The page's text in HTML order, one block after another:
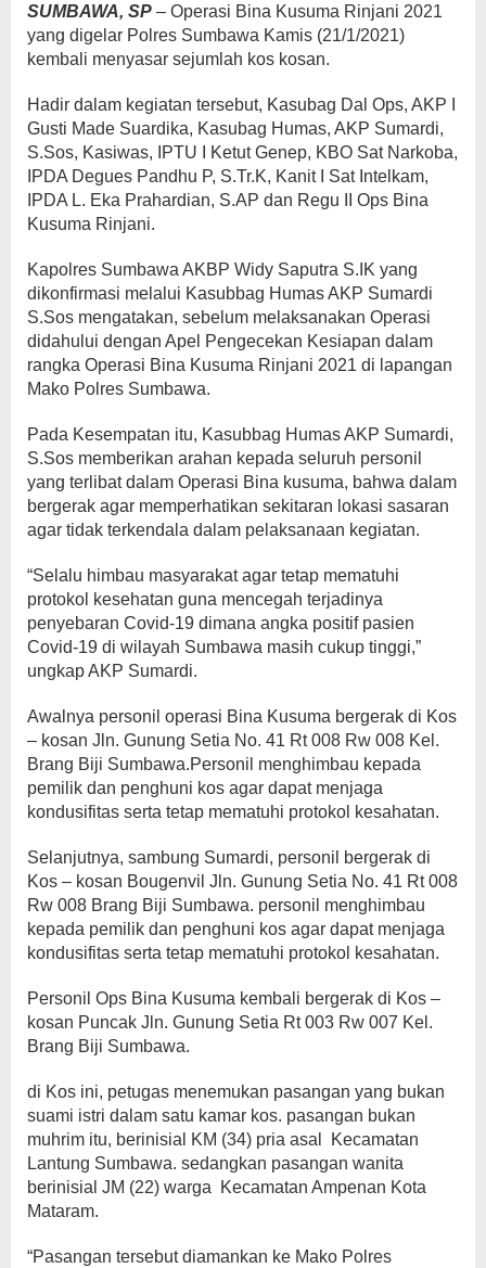
SUMBAWA, SP – Operasi Bina Kusuma Rinjani 2021
yang digelar Polres Sumbawa Kamis (21/1/2021)
kembali menyasar sejumlah kos kosan.
Hadir dalam kegiatan tersebut, Kasubag Dal Ops, AKP I
Gusti Made Suardika, Kasubag Humas, AKP Sumardi,
S.Sos, Kasiwas, IPTU I Ketut Genep, KBO Sat Narkoba,
IPDA Degues Pandhu P, S.Tr.K, Kanit I Sat Intelkam,
IPDA L. Eka Prahardian, S.AP dan Regu II Ops Bina
Kusuma Rinjani.
Kapolres Sumbawa AKBP Widy Saputra S.IK yang
dikonfirmasi melalui Kasubbag Humas AKP Sumardi
S.Sos mengatakan, sebelum melaksanakan Operasi
didahului dengan Apel Pengecekan Kesiapan dalam
rangka Operasi Bina Kusuma Rinjani 2021 di lapangan
Mako Polres Sumbawa.
Pada Kesempatan itu, Kasubbag Humas AKP Sumardi,
S.Sos memberikan arahan kepada seluruh personil
yang terlibat dalam Operasi Bina kusuma, bahwa dalam
bergerak agar memperhatikan sekitaran lokasi sasaran
agar tidak terkendala dalam pelaksanaan kegiatan.
“Selalu himbau masyarakat agar tetap mematuhi
protokol kesehatan guna mencegah terjadinya
penyebaran Covid-19 dimana angka positif pasien
Covid-19 di wilayah Sumbawa masih cukup tinggi,”
ungkap AKP Sumardi.
Awalnya personil operasi Bina Kusuma bergerak di Kos
– kosan Jln. Gunung Setia No. 41 Rt 008 Rw 008 Kel.
Brang Biji Sumbawa.Personil menghimbau kepada
pemilik dan penghuni kos agar dapat menjaga
kondusifitas serta tetap mematuhi protokol kesahatan.
Selanjutnya, sambung Sumardi, personil bergerak di
Kos – kosan Bougenvil Jln. Gunung Setia No. 41 Rt 008
Rw 008 Brang Biji Sumbawa. personil menghimbau
kepada pemilik dan penghuni kos agar dapat menjaga
kondusifitas serta tetap mematuhi protokol kesahatan.
Personil Ops Bina Kusuma kembali bergerak di Kos –
kosan Puncak Jln. Gunung Setia Rt 003 Rw 007 Kel.
Brang Biji Sumbawa.
di Kos ini, petugas menemukan pasangan yang bukan
suami istri dalam satu kamar kos. pasangan bukan
muhrim itu, berinisial KM (34) pria asal Kecamatan
Lantung Sumbawa. sedangkan pasangan wanita
berinisial JM (22) warga Kecamatan Ampenan Kota
Mataram.
“Pasangan tersebut diamankan ke Mako Polres